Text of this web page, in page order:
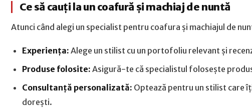
Ce să cauți la un coafură și machiaj de nuntă
Atunci când alegi un specialist pentru coafura și machiajul de
Experiența: Alege un stilist cu un portofoliu relevant și
Produse folosite: Asigură-te că specialistul folosește
Consultanță personalizată: Optează pentru un stilist care
dorești.